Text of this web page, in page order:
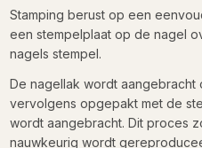
Stamping berust op een
een stempelplaat op de nagel
nagels stempel.
De nagellak wordt
vervolgens opgepakt met de
wordt aangebracht. Dit proces
nauwkeurig wordt